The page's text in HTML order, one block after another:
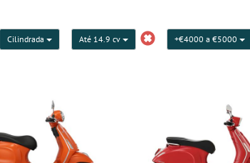
Cilindrada Até 14.9 cv +€4000 a €5000